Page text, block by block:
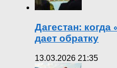
Дагестан: когда
дает обратку
13.03.2026 21:35